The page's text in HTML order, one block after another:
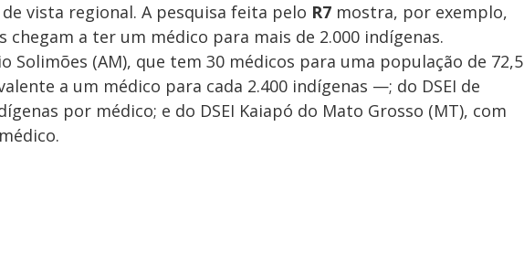
vista regional. A pesquisa feita pelo R7 mostra, por exemplo,
chegam a ter um médico para mais de 2.000 indígenas.
Solimões (AM), que tem 30 médicos para uma população de 72,5
a um médico para cada 2.400 indígenas —; do DSEI de
por médico; e do DSEI Kaiapó do Mato Grosso (MT), com